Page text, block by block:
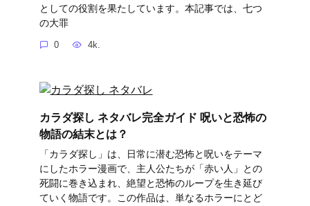
としての役割を果たしています。本記事では、七つ
の大罪
0 4k.
カラダ探し ネタバレ完全ガイド 呪いと恐怖の
物語の結末とは？
「カラダ探し」は、日常に潜む恐怖と呪いをテーマ
にしたホラー漫画で、主人公たちが「赤い人」との
死闘に巻き込まれ、絶望と恐怖のループを生き延び
ていく物語です。この作品は、単なるホラーにとど